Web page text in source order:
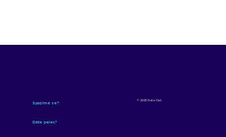
Spojíme se?
Dáte palec?
© 2025 Data Club